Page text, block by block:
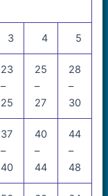
3 4 5
23
–
25
25
–
27
28
–
30
37
–
40
40
–
44
44
–
48